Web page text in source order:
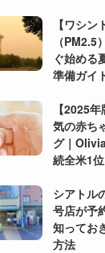
【ワシ
（
ぐ始める
準備ガイ
【2025
気の赤ち
グ｜
続全米1位
シアトル
号店が予
知ってお
方法